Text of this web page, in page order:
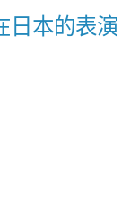
日本的表演